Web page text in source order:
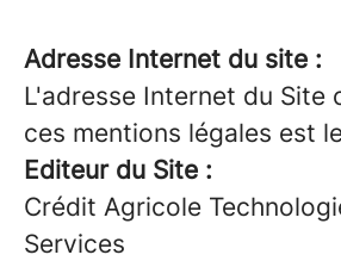
Adresse Internet du site :
L'adresse Internet du Site
ces mentions légales est
Editeur du Site :
Crédit Agricole
Services